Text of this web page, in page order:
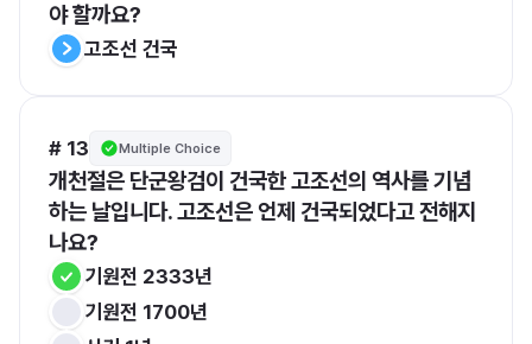
야 할까요?
고조선 건국
# 13 Multiple Choice
개천절은 단군왕검이 건국한 고조선의 역사를 기념
하는 날입니다. 고조선은 언제 건국되었다고 전해지
나요?
기원전 2333년
기원전 1700년